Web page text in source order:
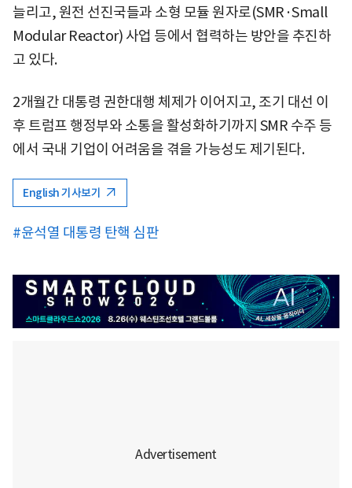
늘리고, 원전 선진국들과 소형 모듈 원자로(SMR·Small
Modular Reactor) 사업 등에서 협력하는 방안을 추진하
고 있다.
2개월간 대통령 권한대행 체제가 이어지고, 조기 대선 이
후 트럼프 행정부와 소통을 활성화하기까지 SMR 수주 등
에서 국내 기업이 어려움을 겪을 가능성도 제기된다.
English 기사보기
#윤석열 대통령 탄핵 심판